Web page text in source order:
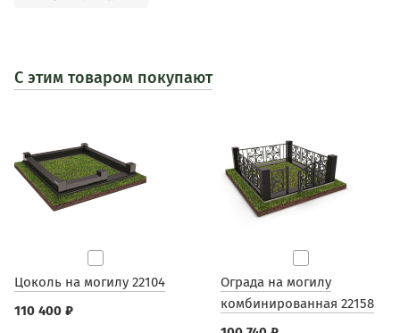
С этим товаром покупают
Цоколь на могилу 22104
110 400 ₽
Ограда на могилу
комбинированная 22158